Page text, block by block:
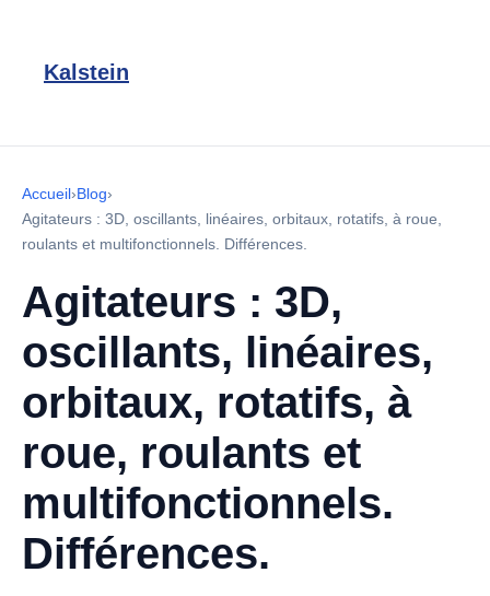
Kalstein
Accueil›Blog›
Agitateurs : 3D, oscillants, linéaires, orbitaux, rotatifs, à roue,
roulants et multifonctionnels. Différences.
Agitateurs : 3D,
oscillants, linéaires,
orbitaux, rotatifs, à
roue, roulants et
multifonctionnels.
Différences.